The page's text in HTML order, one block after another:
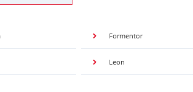
Formentor
Leon